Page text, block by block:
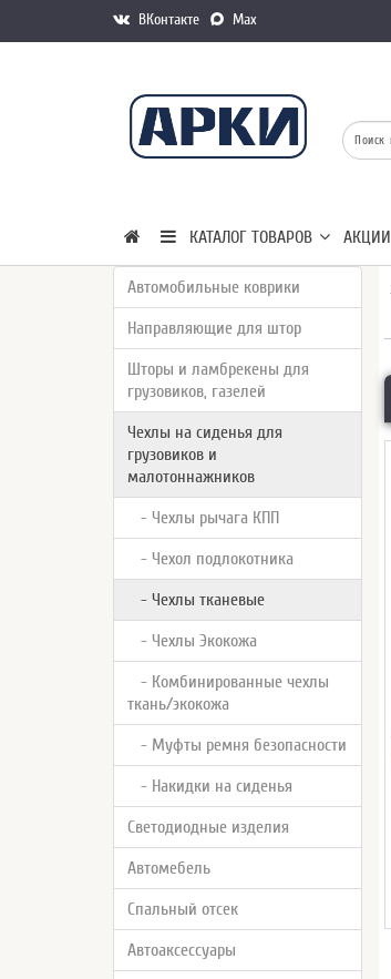
ВКонтакте Max
КАТАЛОГ ТОВАРОВ АКЦИИ
Автомобильные коврики
Направляющие для штор
Шторы и ламбрекены для
грузовиков, газелей
Чехлы на сиденья для
грузовиков и
малотоннажников
- Чехлы рычага КПП
- Чехол подлокотника
- Чехлы тканевые
- Чехлы Экокожа
- Комбинированные чехлы
ткань/экокожа
- Муфты ремня безопасности
- Накидки на сиденья
Светодиодные изделия
Автомебель
Спальный отсек
Автоаксессуары